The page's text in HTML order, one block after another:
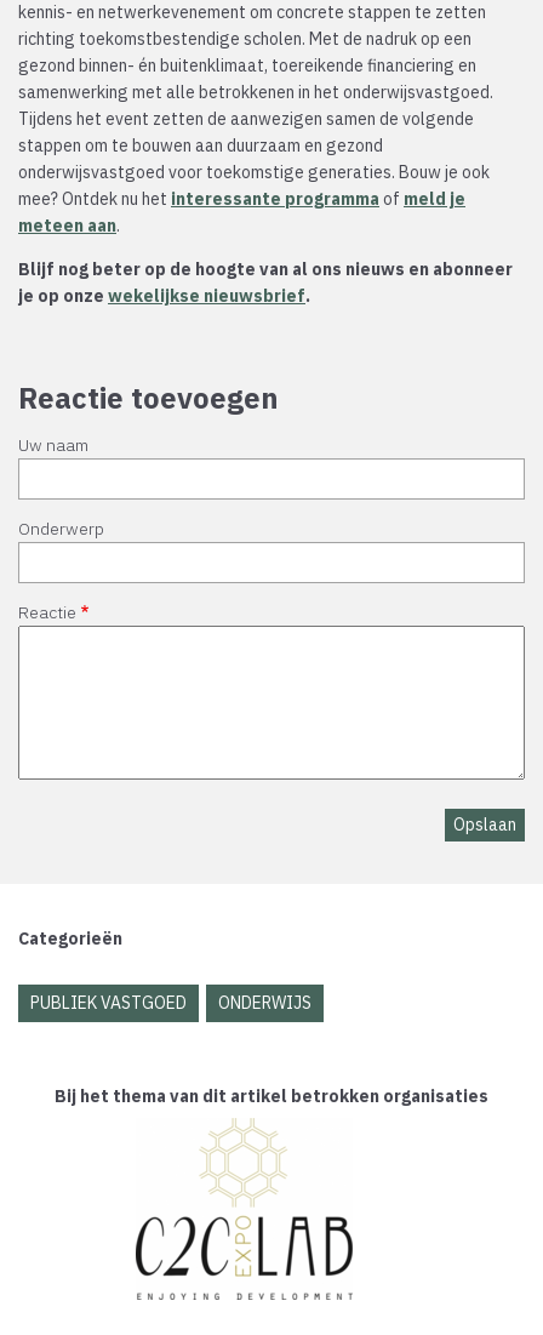
kennis- en netwerkevenement om concrete stappen te zetten
richting toekomstbestendige scholen. Met de nadruk op een
gezond binnen- én buitenklimaat, toereikende financiering en
samenwerking met alle betrokkenen in het onderwijsvastgoed.
Tijdens het event zetten de aanwezigen samen de volgende
stappen om te bouwen aan duurzaam en gezond
onderwijsvastgoed voor toekomstige generaties. Bouw je ook
mee? Ontdek nu het interessante programma of meld je
meteen aan.
Blijf nog beter op de hoogte van al ons nieuws en abonneer
je op onze wekelijkse nieuwsbrief.
Reactie toevoegen
Uw naam
Onderwerp
Reactie
Categorieën
PUBLIEK VASTGOED ONDERWIJS
Bij het thema van dit artikel betrokken organisaties